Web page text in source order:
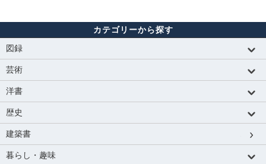
カテゴリーから探す
図録
芸術
洋書
歴史
建築書
暮らし・趣味